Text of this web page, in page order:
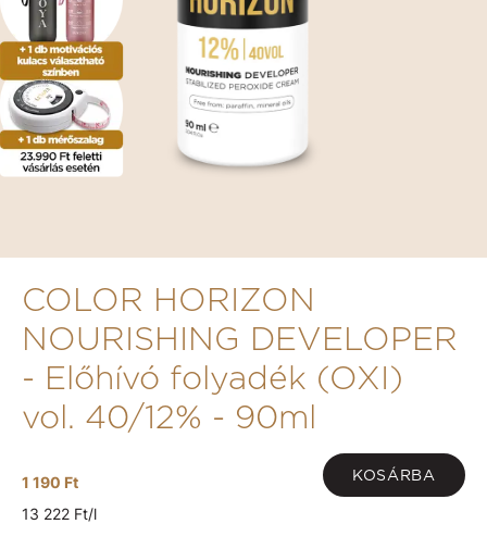
COLOR HORIZON
NOURISHING DEVELOPER
- Előhívó folyadék (OXI)
vol. 40/12% - 90ml
1 190 Ft KOSÁRBA
13 222 Ft/l